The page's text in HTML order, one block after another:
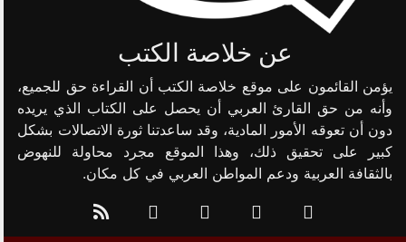
عن خلاصة الكتب
يؤمن القائمون على موقع خلاصة الكتب أن القراءة حق للجميع،
وأنه من حق القارئ العربي أن يحصل على الكتاب الذي يريده
دون أن تعوقه الأمور المادية، وقد ساعدتنا ثورة الاتصالات بشكل
كبير على تحقيق ذلك، وهذا الموقع مجرد محاولة للنهوض
بالثقافة العربية ودعم المواطن العربي في كل مكان.